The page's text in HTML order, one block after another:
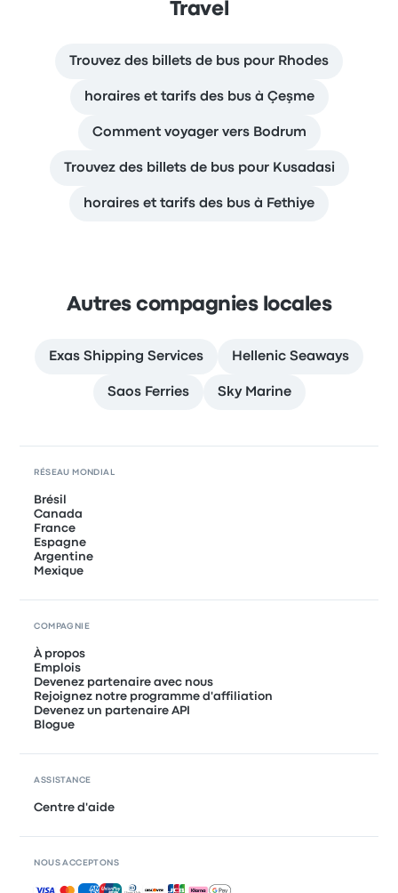
Travel
Trouvez des billets de bus pour Rhodes
horaires et tarifs des bus à Çeşme
Comment voyager vers Bodrum
Trouvez des billets de bus pour Kusadasi
horaires et tarifs des bus à Fethiye
Autres compagnies locales
Exas Shipping Services Hellenic Seaways
Saos Ferries Sky Marine
RÉSEAU MONDIAL
Brésil
Canada
France
Espagne
Argentine
Mexique
COMPAGNIE
À propos
Emplois
Devenez partenaire avec nous
Rejoignez notre programme d'affiliation
Devenez un partenaire API
Blogue
ASSISTANCE
Centre d'aide
NOUS ACCEPTONS
Paiements acceptés